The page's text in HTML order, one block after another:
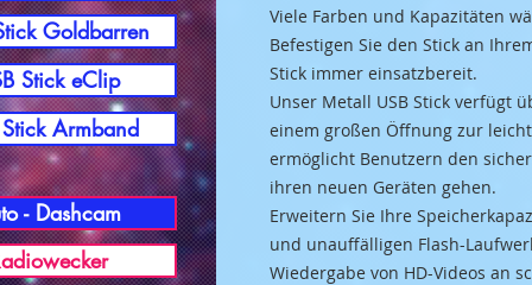
Viele Farben und Kapazitäten
Befestigen Sie den Stick an
Stick immer einsatzbereit.
Unser Metall USB Stick verfügt
einem großen Öffnung zur
ermöglicht Benutzern den
ihren neuen Geräten gehen.
Erweitern Sie Ihre
und unauffälligen Flash-
Wiedergabe von HD-Videos an
Goldbarren
Stick eClip
Armband
- Dashcam